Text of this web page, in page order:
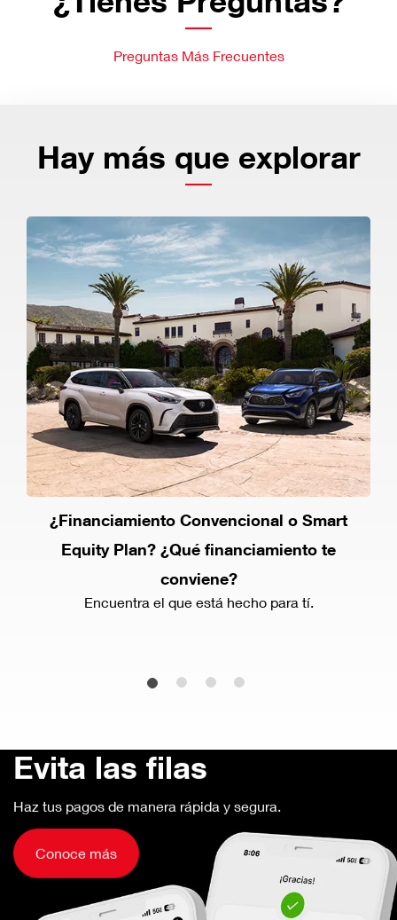
Preguntas Más Frecuentes
Hay más que explorar
¿Financiamiento Convencional o Smart
Equity Plan? ¿Qué financiamiento te
conviene?
Encuentra el que está hecho para tí.
Evita las filas
Haz tus pagos de manera rápida y segura.
Conoce más